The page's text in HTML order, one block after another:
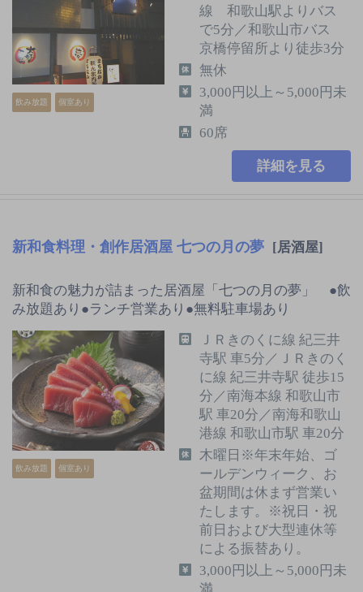
飲み放題 個室あり
線 和歌山駅よりバス
で5分／和歌山市バス
京橋停留所より徒歩3分
無休
3,000円以上～5,000円未
満
60席
詳細を見る
新和食料理・創作居酒屋 七つの月の夢 [居酒屋]
新和食の魅力が詰まった居酒屋「七つの月の夢」 ●飲
み放題あり●ランチ営業あり●無料駐車場あり
飲み放題 個室あり
ＪＲきのくに線 紀三井
寺駅 車5分／ＪＲきのく
に線 紀三井寺駅 徒歩15
分／南海本線 和歌山市
駅 車20分／南海和歌山
港線 和歌山市駅 車20分
木曜日※年末年始、ゴ
ールデンウィーク、お
盆期間は休まず営業い
たします。※祝日・祝
前日および大型連休等
による振替あり。
3,000円以上～5,000円未
満